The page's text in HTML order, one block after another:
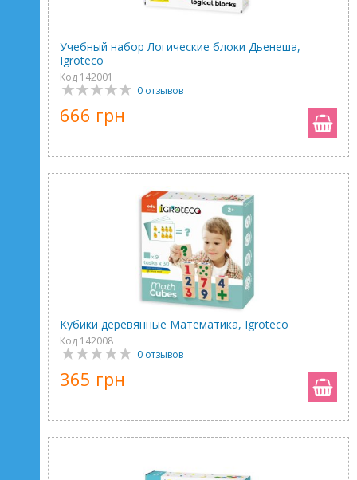
Учебный набор Логические блоки Дьенеша,
Igroteco
Код 142001
0 отзывов
666 грн
Кубики деревянные Математика, Igroteco
Код 142008
0 отзывов
365 грн